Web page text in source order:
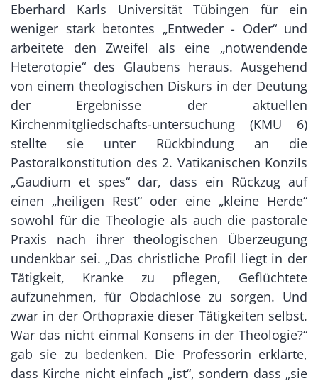
Eberhard Karls Universität Tübingen für ein
weniger stark betontes „Entweder - Oder“ und
arbeitete den Zweifel als eine „notwendende
Heterotopie“ des Glaubens heraus. Ausgehend
von einem theologischen Diskurs in der Deutung
der Ergebnisse der aktuellen
Kirchenmitgliedschafts-untersuchung (KMU 6)
stellte sie unter Rückbindung an die
Pastoralkonstitution des 2. Vatikanischen Konzils
„Gaudium et spes“ dar, dass ein Rückzug auf
einen „heiligen Rest“ oder eine „kleine Herde“
sowohl für die Theologie als auch die pastorale
Praxis nach ihrer theologischen Überzeugung
undenkbar sei. „Das christliche Profil liegt in der
Tätigkeit, Kranke zu pflegen, Geflüchtete
aufzunehmen, für Obdachlose zu sorgen. Und
zwar in der Orthopraxie dieser Tätigkeiten selbst.
War das nicht einmal Konsens in der Theologie?“
gab sie zu bedenken. Die Professorin erklärte,
dass Kirche nicht einfach „ist“, sondern dass „sie